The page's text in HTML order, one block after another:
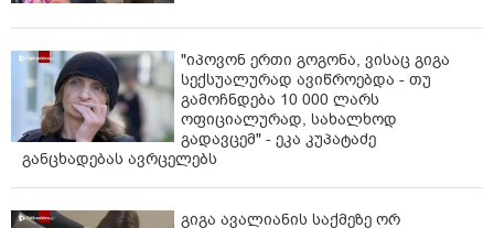
"იპოვონ ერთი გოგონა, ვისაც გიგა
სექსუალურად ავიწროებდა - თუ
გამოჩნდება 10 000 ლარს
ოფიციალურად, სახალხოდ
გადავცემ" - ეკა კუპატაძე
განცხადებას ავრცელებს
გიგა ავალიანის საქმეზე ორ